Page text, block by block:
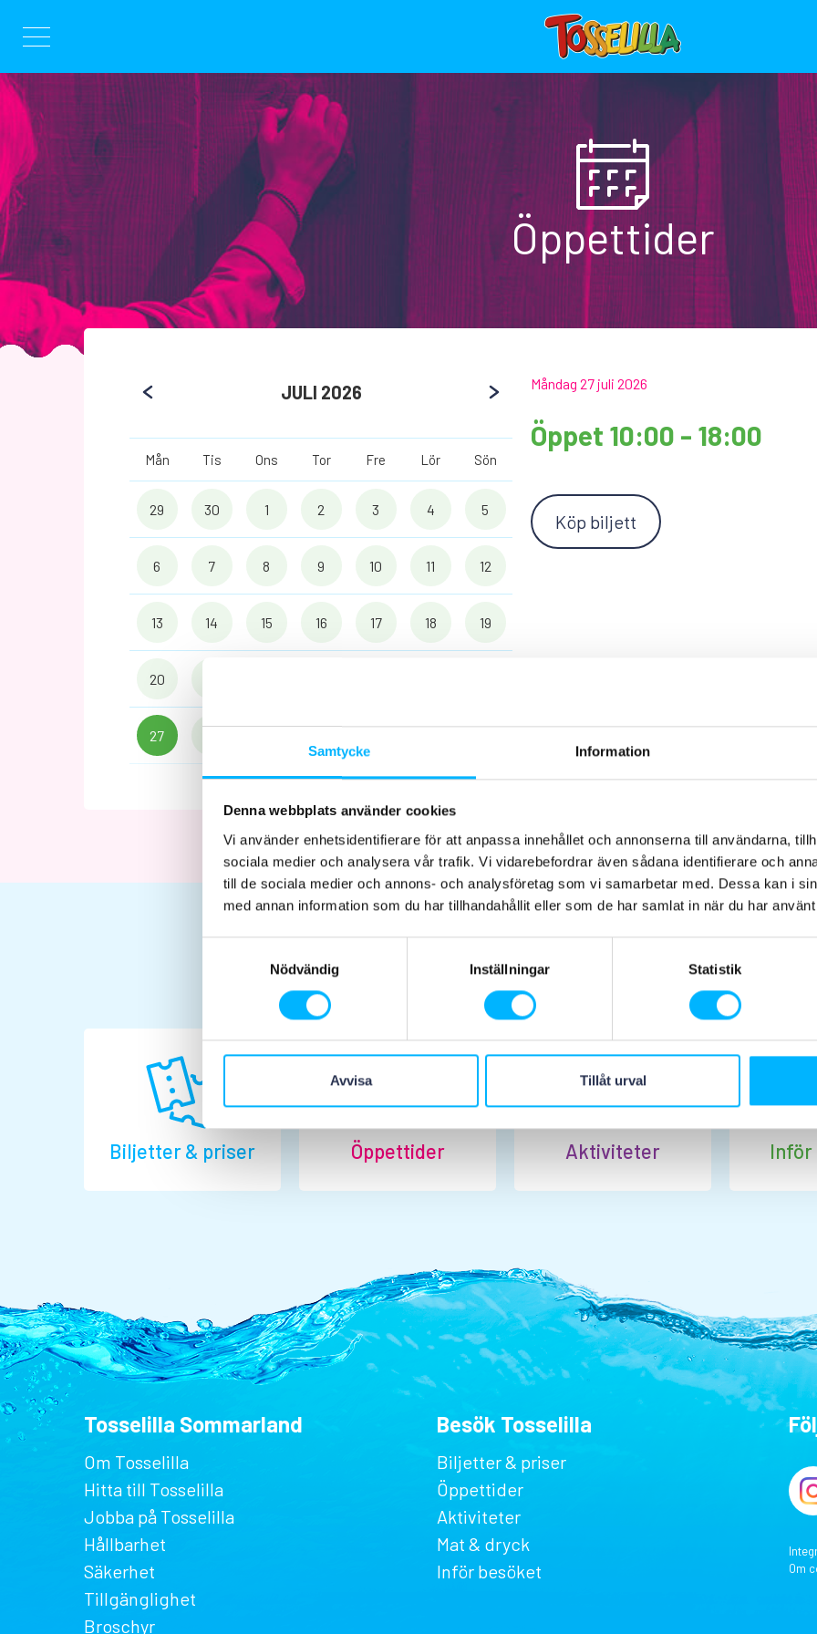
Samtycke Information
Denna webbplats använder cookies
Vi använder enhetsidentifierare för att anpassa innehållet och annonserna till användarna,
sociala medier och analysera vår trafik. Vi vidarebefordrar även sådana identifierare och
till de sociala medier och annons- och analysföretag som vi samarbetar med. Dessa kan i
med annan information som du har tillhandahållit eller som de har samlat in när du har
Nödvändig
Inställningar Statistik
Avvisa Tillåt urval
Hoppa
till
innehållet
Öppettider
JULI 2026
Mån Tis Ons Tor Fre Lör Sön
29 30 1 2 3 4 5
6 7 8 9 10 11 12
13 14 15 16 17 18 19
20
27
Måndag 27 juli 2026
Öppet 10:00 - 18:00
Köp biljett
Planera ditt besök
Biljetter & priser Öppettider Aktiviteter Inför
Tosselilla Sommarland
Om Tosselilla
Hitta till Tosselilla
Jobba på Tosselilla
Hållbarhet
Säkerhet
Tillgänglighet
Broschyr
Besök Tosselilla
Biljetter & priser
Öppettider
Aktiviteter
Mat & dryck
Inför besöket
Om